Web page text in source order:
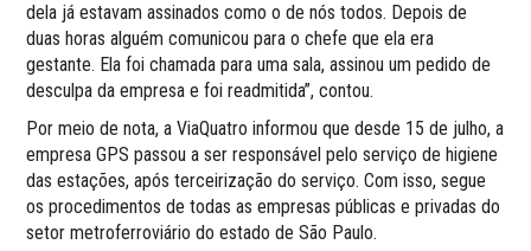
dela já estavam assinados como o de nós todos. Depois de
duas horas alguém comunicou para o chefe que ela era
gestante. Ela foi chamada para uma sala, assinou um pedido de
desculpa da empresa e foi readmitida”, contou.
Por meio de nota, a ViaQuatro informou que desde 15 de julho, a
empresa GPS passou a ser responsável pelo serviço de higiene
das estações, após terceirização do serviço. Com isso, segue
os procedimentos de todas as empresas públicas e privadas do
setor metroferroviário do estado de São Paulo.